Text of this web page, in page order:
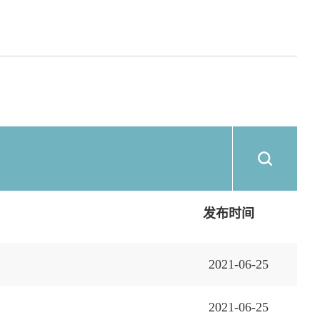
发布时间
2021-06-25
2021-06-25